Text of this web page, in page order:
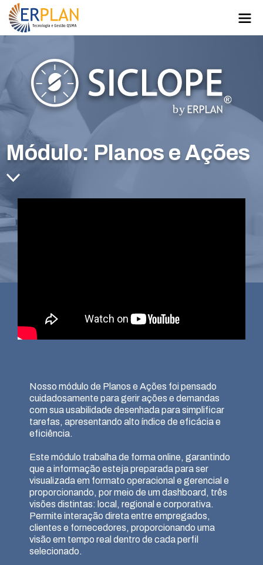
Módulo: Planos e Ações
Nosso módulo de Planos e Ações foi pensado
cuidadosamente para gerir ações e demandas
com sua usabilidade desenhada para simplificar
tarefas, apresentando alto índice de eficácia e
eficiência.
Este módulo trabalha de forma online, garantindo
que a informação esteja preparada para ser
visualizada em formato operacional e gerencial e
proporcionando, por meio de um dashboard, três
visões distintas: local, regional e corporativa.
Permite interação direta entre empregados,
clientes e fornecedores, proporcionando uma
visão em tempo real dentro de cada perfil
selecionado.